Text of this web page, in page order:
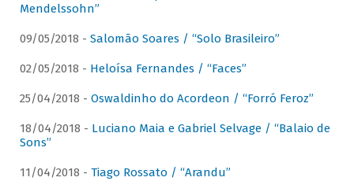
Mendelssohn”
09/05/2018 - Salomão Soares / “Solo Brasileiro”
02/05/2018 - Heloísa Fernandes / “Faces”
25/04/2018 - Oswaldinho do Acordeon / “Forró Feroz”
18/04/2018 - Luciano Maia e Gabriel Selvage / “Balaio de
Sons”
11/04/2018 - Tiago Rossato / “Arandu”